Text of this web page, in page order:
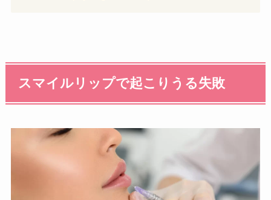
スマイルリップで起こりうる失敗